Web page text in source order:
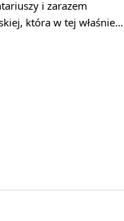
i zarazem
która w tej właśnie…